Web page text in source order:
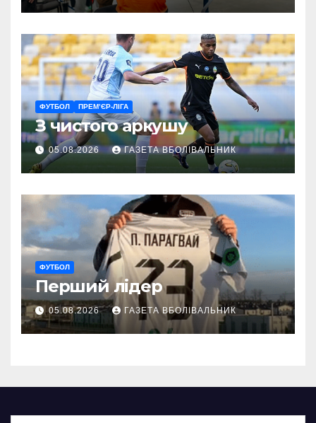
ветеранам
ФУТБОЛ ПРЕМ’ЄР-ЛІГА
З чистого аркушу
05.08.2026 ГАЗЕТА ВБОЛІВАЛЬНИК
ФУТБОЛ
Перший лідер
05.08.2026 ГАЗЕТА ВБОЛІВАЛЬНИК